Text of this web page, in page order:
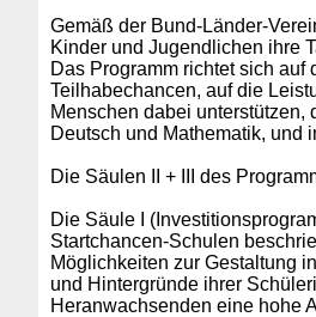
Gemäß der Bund-Länder-
Kinder und Jugendlichen ihre
Das Programm richtet sich
Teilhabechancen, auf die
Menschen dabei
Deutsch und Mathematik, und
Die Säulen II + III des
Die Säule I
Startchancen-Schulen
Möglichkeiten zur Gestaltung
und Hintergründe ihrer
Heranwachsenden eine hohe